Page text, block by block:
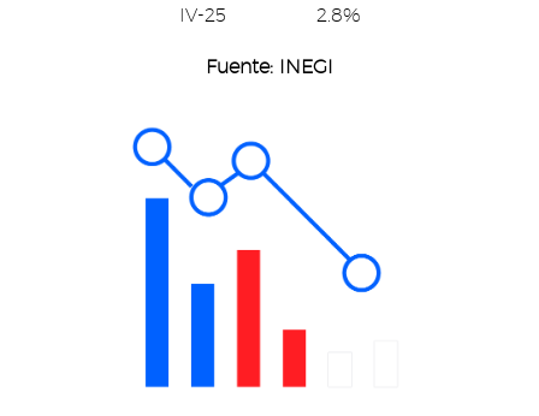
IV-25 2.8%
Fuente: INEGI